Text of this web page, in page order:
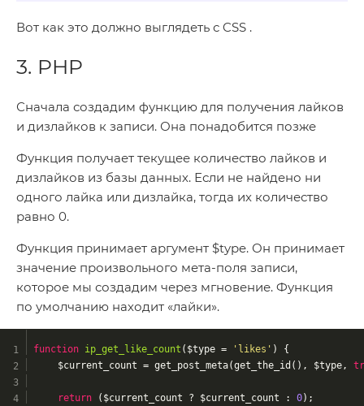
Вот как это должно выглядеть с CSS .
3. PHP
Сначала создадим функцию для получения лайков
и дизлайков к записи. Она понадобится позже
Функция получает текущее количество лайков и
дизлайков из базы данных. Если не найдено ни
одного лайка или дизлайка, тогда их количество
равно 0.
Функция принимает аргумент $type. Он принимает
значение произвольного мета-поля записи,
которое мы создадим через мгновение. Функция
по умолчанию находит «лайки».
function ip_get_like_count ($type = 'likes' )
{
	$current_count = get_post_meta(get_the_id(), $type,
return ($current_count ? $current_count : 0);